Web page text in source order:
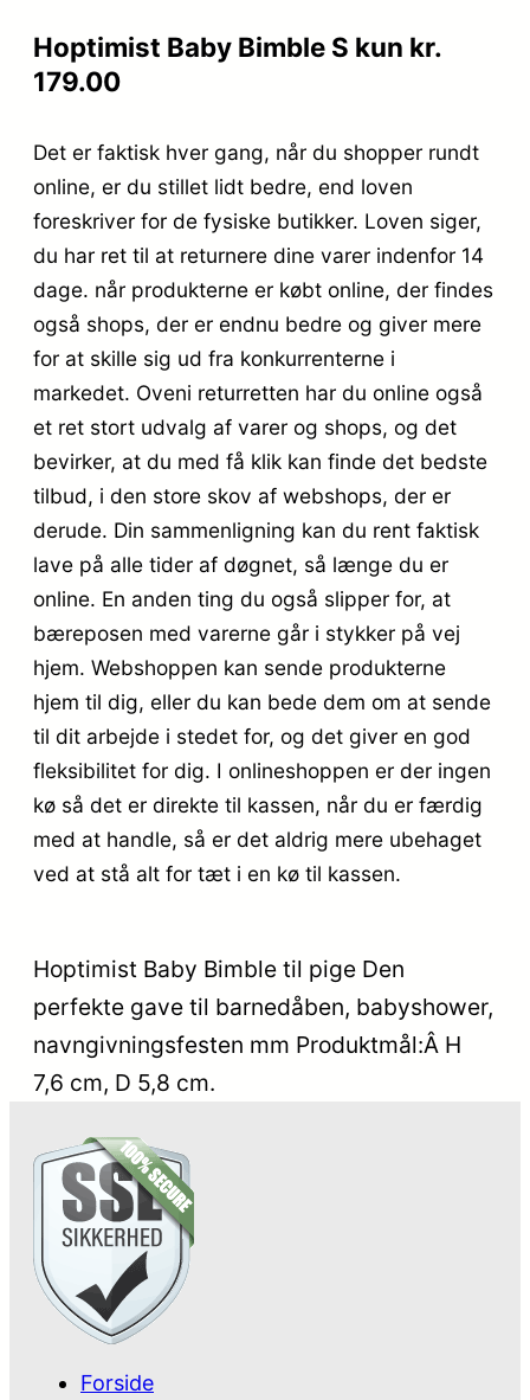
Hoptimist Baby Bimble S kun kr.
179.00
Det er faktisk hver gang, når du shopper rundt
online, er du stillet lidt bedre, end loven
foreskriver for de fysiske butikker. Loven siger,
du har ret til at returnere dine varer indenfor 14
dage. når produkterne er købt online, der findes
også shops, der er endnu bedre og giver mere
for at skille sig ud fra konkurrenterne i
markedet. Oveni returretten har du online også
et ret stort udvalg af varer og shops, og det
bevirker, at du med få klik kan finde det bedste
tilbud, i den store skov af webshops, der er
derude. Din sammenligning kan du rent faktisk
lave på alle tider af døgnet, så længe du er
online. En anden ting du også slipper for, at
bæreposen med varerne går i stykker på vej
hjem. Webshoppen kan sende produkterne
hjem til dig, eller du kan bede dem om at sende
til dit arbejde i stedet for, og det giver en god
fleksibilitet for dig. I onlineshoppen er der ingen
kø så det er direkte til kassen, når du er færdig
med at handle, så er det aldrig mere ubehaget
ved at stå alt for tæt i en kø til kassen.
Hoptimist Baby Bimble til pige Den
perfekte gave til barnedåben, babyshower,
navngivningsfesten mm Produktmål:Â H
7,6 cm, D 5,8 cm.
Forside